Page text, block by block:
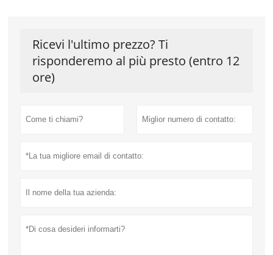
Ricevi l'ultimo prezzo? Ti
risponderemo al più presto (entro 12
ore)